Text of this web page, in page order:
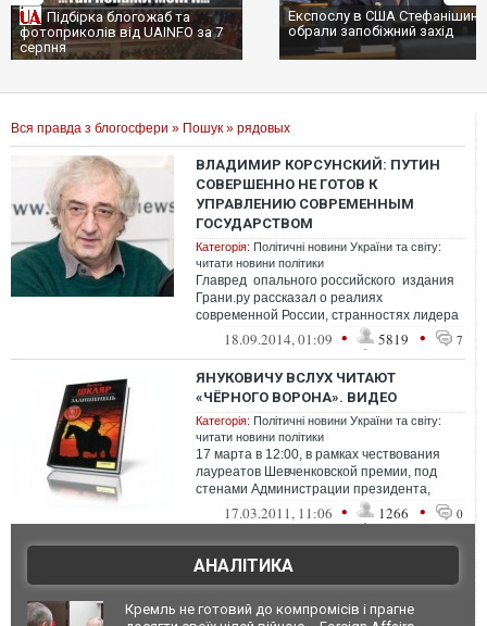
Підбірка блогожаб та
фотоприколів від UAINFO за 7
серпня
Експослу в США
обрали запобіжний захід
Вся правда з блогосфери » Пошук » рядовых
ВЛАДИМИР КОРСУНСКИЙ: ПУТИН
СОВЕРШЕННО НЕ ГОТОВ К
УПРАВЛЕНИЮ СОВРЕМЕННЫМ
ГОСУДАРСТВОМ
Категорія: Політичні новини України та світу:
читати новини політики
Главред опального российского издания
Грани.ру рассказал о реалиях
современной России, странностях лидера
государства, о настроениях рядов...
18.09.2014, 01:09 • 5819 • 7
ЯНУКОВИЧУ ВСЛУХ ЧИТАЮТ
«ЧЁРНОГО ВОРОНА». ВИДЕО
Категорія: Політичні новини України та світу:
читати новини політики
17 марта в 12:00, в рамках чествования
лауреатов Шевченковской премии, под
стенами Администрации президента,
прошла акция «Президентские чтения&...
17.03.2011, 11:06 • 1266 • 0
АНАЛІТИКА
Кремль не готовий до компромісів і прагне